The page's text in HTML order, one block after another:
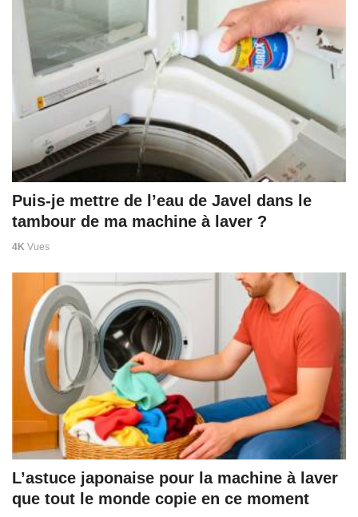
Puis-je mettre de l’eau de Javel dans le
tambour de ma machine à laver ?
4K Vues
L’astuce japonaise pour la machine à laver
que tout le monde copie en ce moment